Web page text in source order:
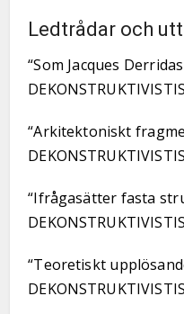
Ledtrådar och
“Som Jacques
“Arkitektoniskt
“Ifrågasätter fasta
“Teoretiskt